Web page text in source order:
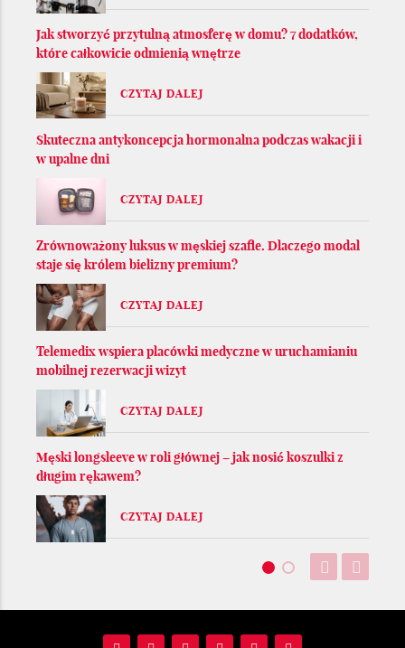
Jak stworzyć przytulną atmosferę w domu? 7 dodatków,
które całkowicie odmienią wnętrze
CZYTAJ DALEJ
Skuteczna antykoncepcja hormonalna podczas wakacji i
w upalne dni
CZYTAJ DALEJ
Zrównoważony luksus w męskiej szafie. Dlaczego modal
staje się królem bielizny premium?
CZYTAJ DALEJ
Telemedix wspiera placówki medyczne w uruchamianiu
mobilnej rezerwacji wizyt
CZYTAJ DALEJ
Męski longsleeve w roli głównej – jak nosić koszulki z
długim rękawem?
CZYTAJ DALEJ